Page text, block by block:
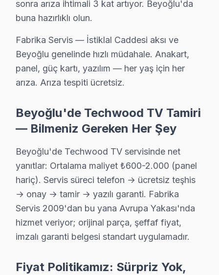
Halıcıoğlu sakinleri için Techwood TV tamir hizmetimiz:
Beyoğlu TV Servis Merkezi →
Hüseyinağa Techwood Servis
Techwood TV'niz Hüseyinağa'de arıza yaptıysa
Hüseyinağa Techwood Açılmıyor Arıza →
İstiklal'deki Techwood TV sahiplerinin yüzde sekseni
Techwood Servis Merkezi →
Kadı Mehmet Efendi mahallesinde Techwood TV
Kadı Mehmet Efendi Techwood Anakart Tamiri →
Kalyoncu Kulluğu Techwood Servis
Techwood TV'niz Kalyoncu Kulluğu'de arıza yaptıysa
Kalyoncu Kulluğu Techwood Açılmıyor Arıza →
Kamer Hatun'de Techwood TV güç kartı kondansatör
sonra arıza ihtimali 3 kat artıyor. Beyoğlu'da
buna hazırlıklı olun.
Fabrika Servis — İstiklal Caddesi aksı ve
Beyoğlu genelinde hızlı müdahale. Anakart,
panel, güç kartı, yazılım — her yaş için her
arıza. Arıza tespiti ücretsiz.
Beyoğlu'de Techwood TV Tamiri
— Bilmeniz Gereken Her Şey
Beyoğlu'de Techwood TV servisinde net
yanıtlar: Ortalama maliyet ₺600-2.000 (panel
hariç). Servis süreci telefon → ücretsiz teşhis
→ onay → tamir → yazılı garanti. Fabrika
Servis 2009'dan bu yana Avrupa Yakası'nda
hizmet veriyor; orijinal parça, şeffaf fiyat,
imzalı garanti belgesi standart uygulamadır.
Fiyat Politikamız: Sürpriz Yok,